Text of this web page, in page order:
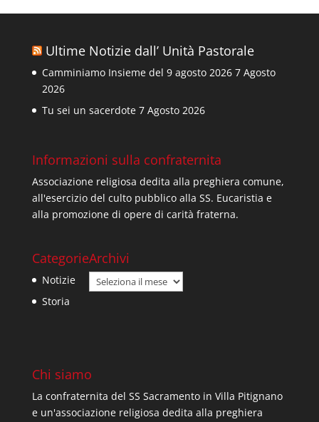
Ultime Notizie dall’ Unità Pastorale
Camminiamo Insieme del 9 agosto 2026 7 Agosto
2026
Tu sei un sacerdote 7 Agosto 2026
Informazioni sulla confraternita
Associazione religiosa dedita alla preghiera comune,
all'esercizio del culto pubblico alla SS. Eucaristia e
alla promozione di opere di carità fraterna.
Categorie
Notizie
Storia
Archivi
Archivi
Chi siamo
La confraternita del SS Sacramento in Villa Pitignano
e un'associazione religiosa dedita alla preghiera